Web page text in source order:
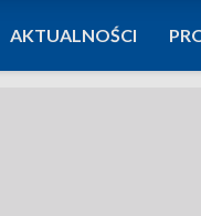
AKTUALNOŚCI